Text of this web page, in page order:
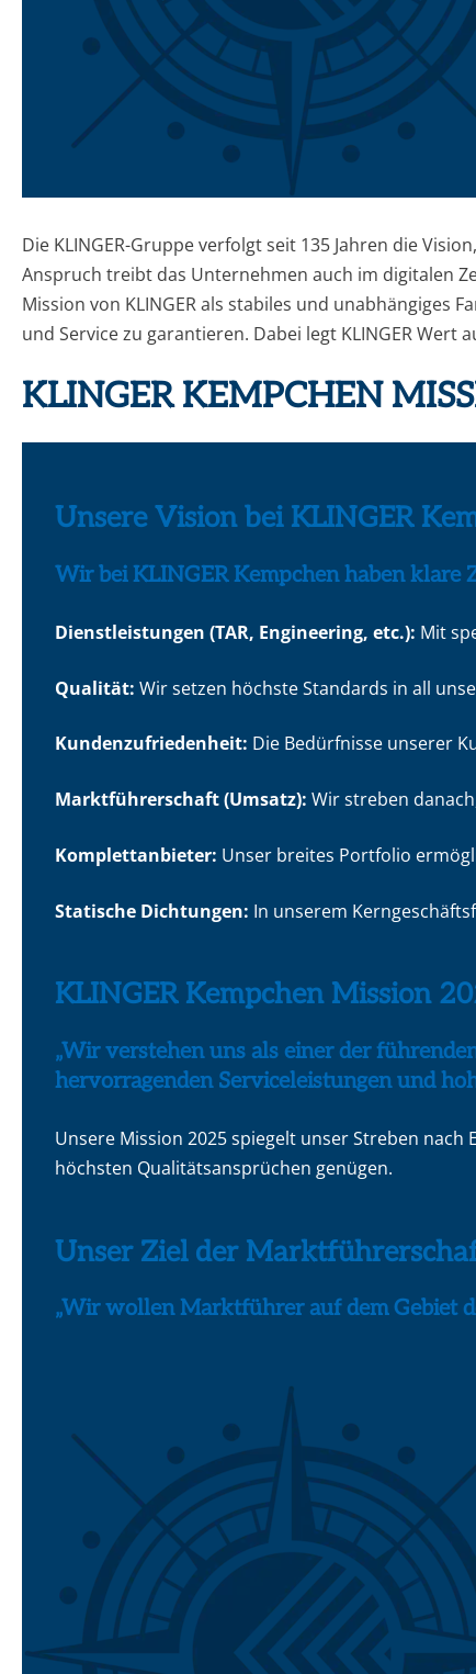
Die KLINGER-Gruppe verfolgt seit 135 Jahren die
Anspruch treibt das Unternehmen auch im digitalen
Mission von KLINGER als stabiles und unabhängiges
und Service zu garantieren. Dabei legt KLINGER
KLINGER KEMPCHEN
Unsere Vision bei KLINGER
Wir bei KLINGER Kempchen haben klare
Dienstleistungen (TAR, Engineering, etc.): Mit
Qualität: Wir setzen höchste Standards in all
Kundenzufriedenheit: Die Bedürfnisse unserer
Marktführerschaft (Umsatz): Wir streben
Komplettanbieter: Unser breites Portfolio
Statische Dichtungen: In unserem
KLINGER Kempchen Mission
„Wir verstehen uns als einer der
hervorragenden Serviceleistungen und
Unsere Mission 2025 spiegelt unser Streben
höchsten Qualitätsansprüchen genügen.
Unser Ziel der
„Wir wollen Marktführer auf dem Gebiet